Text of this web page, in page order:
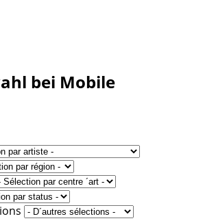
bei Mobile